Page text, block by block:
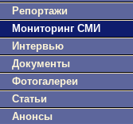
Репортажи
Мониторинг СМИ
Интервью
Документы
Фотогалереи
Статьи
Анонсы